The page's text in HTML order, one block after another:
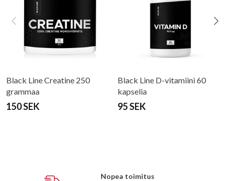
Black Line Creatine 250
grammaa
150 SEK
Black Line D-vitamiini 60
kapselia
95 SEK
Nopea toimitus